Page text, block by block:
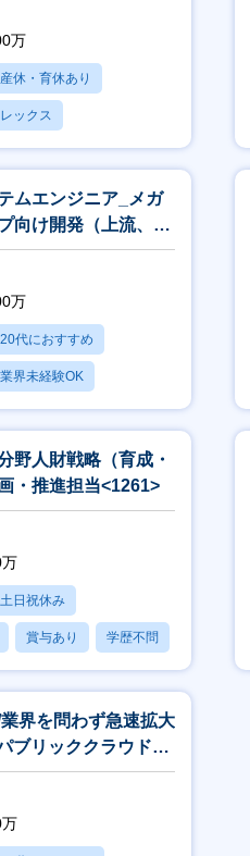
万
産休・育休あり
ックス
ムエンジニア_メガ
向け開発（上流、開
万
20代におすすめ
業界未経験OK
野人財戦略（育成・
・推進担当<1261>
土日祝休み
賞与あり 学歴不問
業界を問わず急速拡大
ブリッククラウド活
ン)”の企画